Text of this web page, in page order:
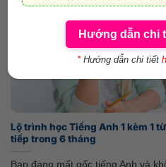
Lộ trình học Tiếng Anh 1 kèm 1
tiếp trong 6 tháng
Bạn đang mất gốc tiếng Anh và
Hướng dẫn chi
* Hướng dẫn chi tiết